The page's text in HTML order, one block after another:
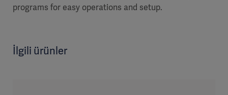
programs for easy operations and setup.
İlgili ürünler